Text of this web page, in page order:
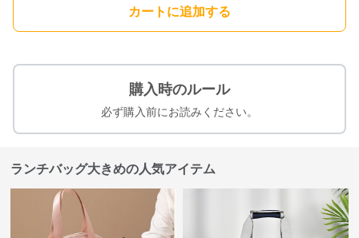
カートに追加する
購入時のルール
必ず購入前にお読みください。
ランチバッグ大きめの人気アイテム